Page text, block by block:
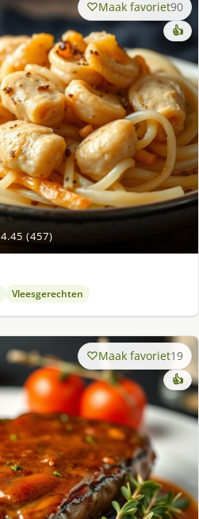
4.45 (457)
Maak favoriet90
👍
Vleesgerechten
Maak favoriet19
👍